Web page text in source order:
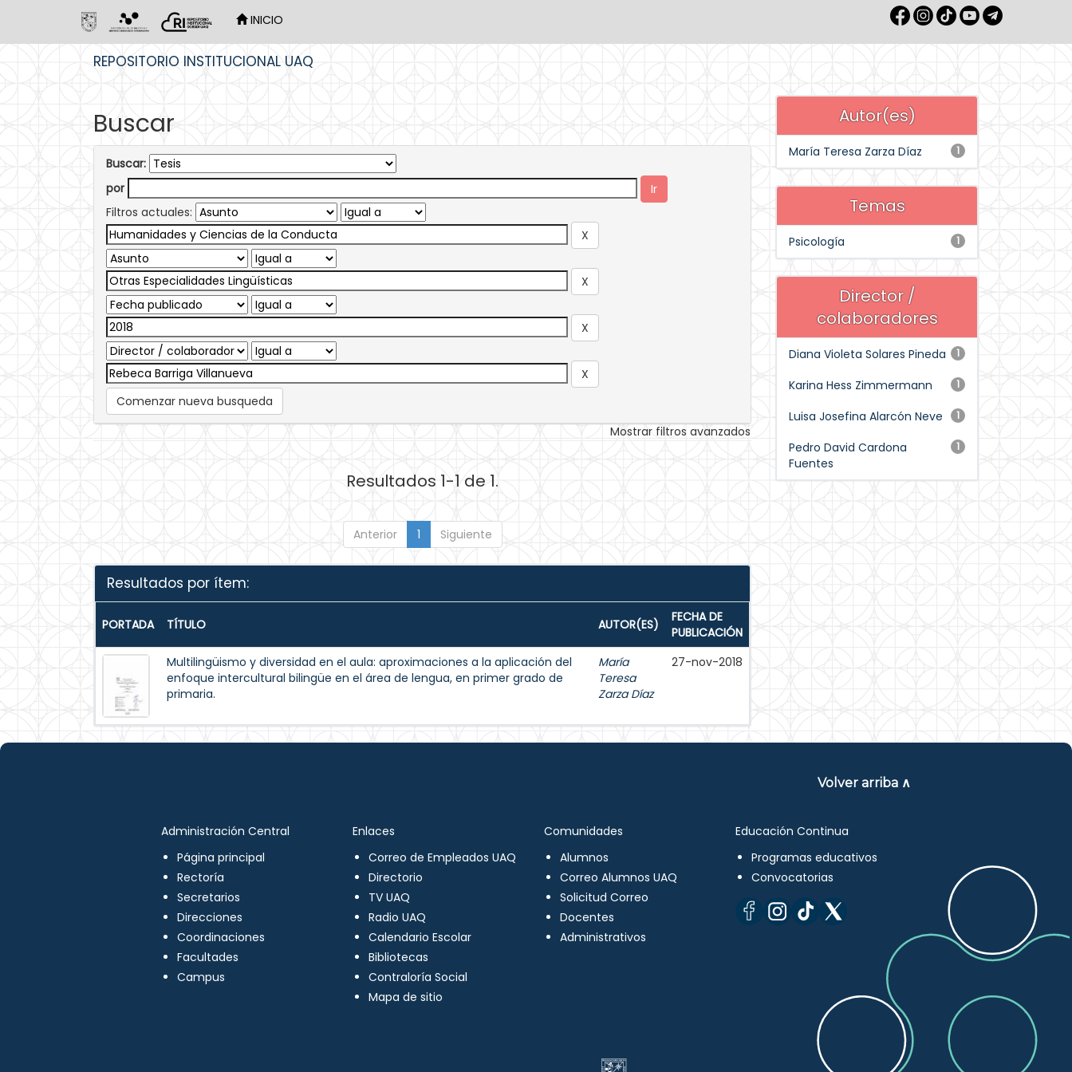
INICIO
REPOSITORIO INSTITUCIONAL UAQ
Buscar
Buscar:
por
Filtros actuales:
Comenzar nueva busqueda
Mostrar filtros avanzados
Resultados 1-1 de 1.
Anterior 1 Siguiente
Resultados por ítem:
PORTADA TÍTULO AUTOR(ES)
FECHA DE
PUBLICACIÓN
Multilingüismo y diversidad en el aula: aproximaciones a la aplicación del
enfoque intercultural bilingüe en el área de lengua, en primer grado de
primaria.
María
Teresa
Zarza Díaz
27-nov-2018
Autor(es)
1
María Teresa Zarza Díaz
Temas
1
Psicología
Director /
colaboradores
1
Diana Violeta Solares Pineda
1
Karina Hess Zimmermann
1
Luisa Josefina Alarcón Neve
1
Pedro David Cardona
Fuentes
Volver arriba ∧
Administración Central
Página principal
Rectoría
Secretarios
Direcciones
Coordinaciones
Facultades
Campus
Enlaces
Correo de Empleados UAQ
Directorio
TV UAQ
Radio UAQ
Calendario Escolar
Bibliotecas
Contraloría Social
Mapa de sitio
Comunidades
Alumnos
Correo Alumnos UAQ
Solicitud Correo
Docentes
Administrativos
Educación Continua
Programas educativos
Convocatorias